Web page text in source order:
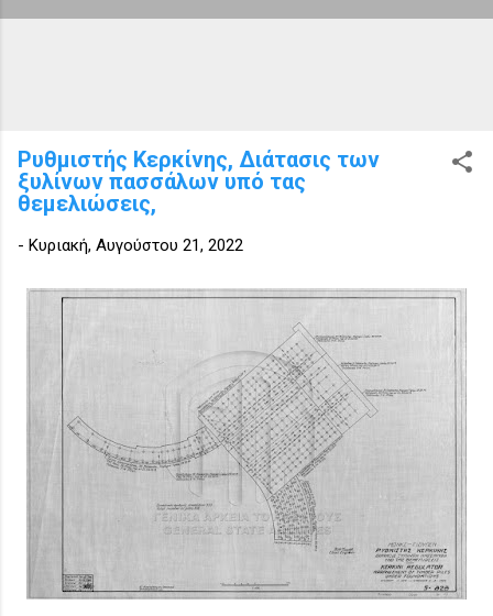
Ρυθμιστής Κερκίνης, Διάτασις των
ξυλίνων πασσάλων υπό τας
θεμελιώσεις,
- Κυριακή, Αυγούστου 21, 2022